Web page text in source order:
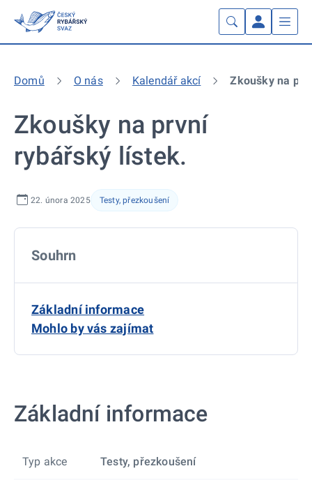
Domů O nás Kalendář akcí Zkoušky na
Zkoušky na první
rybářský lístek.
22. února 2025 Testy, přezkoušení
Souhrn
Základní informace
Mohlo by vás zajímat
Základní informace
Typ akce Testy, přezkoušení